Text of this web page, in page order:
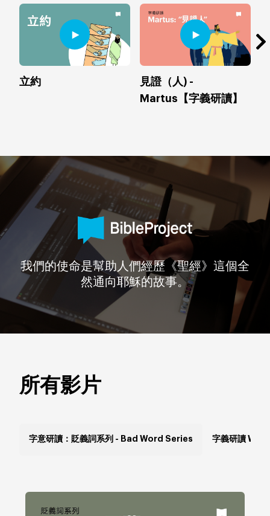
立約
見證（人) -
Martus【字義研讀】
我們的使命是幫助人們經歷《聖經》這個全
然通向耶穌的故事。
所有影片
字意研讀：貶義詞系列 - Bad Word Series 字義研讀